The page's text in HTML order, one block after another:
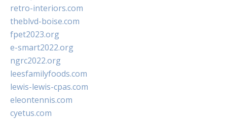
retro-interiors.com
theblvd-boise.com
fpet2023.org
e-smart2022.org
ngrc2022.org
leesfamilyfoods.com
lewis-lewis-cpas.com
eleontennis.com
cyetus.com